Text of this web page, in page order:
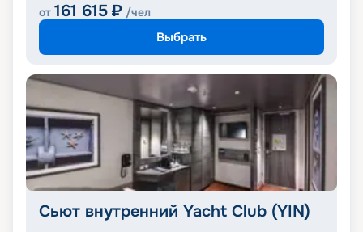
от 161 615 ₽ /чел
Выбрать
Сьют внутренний Yacht Club (YIN)